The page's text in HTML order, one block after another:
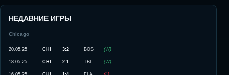
НЕДАВНИЕ ИГРЫ
Chicago
20.05.25 CHI 3:2 BOS (W)
18.05.25 CHI 2:1 TBL (W)